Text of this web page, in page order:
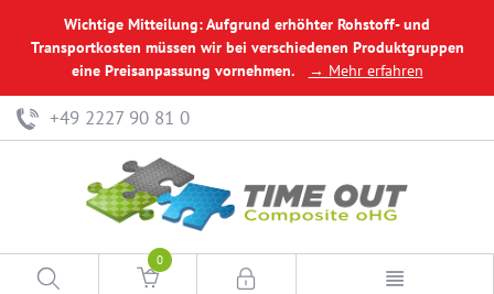
Wichtige Mitteilung: Aufgrund erhöhter Rohstoff- und
Transportkosten müssen wir bei verschiedenen Produktgruppen
eine Preisanpassung vornehmen.
→ Mehr erfahren
+49 2227 90 81 0
0